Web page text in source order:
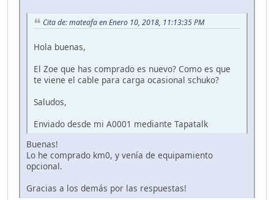
Cita de: mateafa en Enero 10, 2018, 11:13:35 PM
Hola buenas,
El Zoe que has comprado es nuevo? Como es que
te viene el cable para carga ocasional schuko?
Saludos,
Enviado desde mi A0001 mediante Tapatalk
Buenas!
Lo he comprado km0, y venía de equipamiento
opcional.
Gracias a los demás por las respuestas!